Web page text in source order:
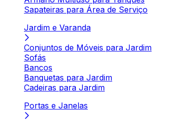
Sapateiras para Área de Serviço
Jardim e Varanda
Conjuntos de Móveis para Jardim
Sofás
Bancos
Banquetas para Jardim
Cadeiras para Jardim
Portas e Janelas